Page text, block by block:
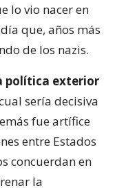
lo vio nacer en
que, años más
de los nazis.
política exterior
sería decisiva
fue artífice
entre Estados
concuerdan en
la